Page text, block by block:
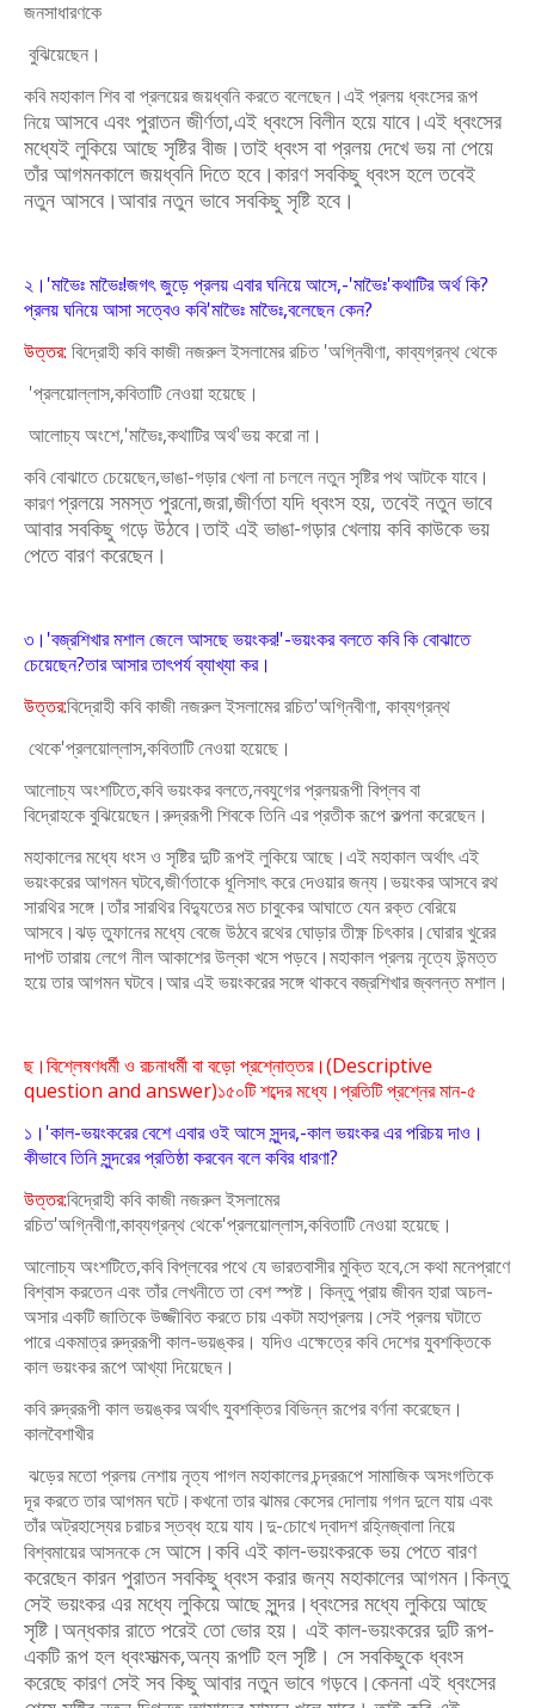
জনসাধারণকে
বুঝিয়েছেন।
কবি মহাকাল শিব বা প্রলয়ের জয়ধ্বনি করতে বলেছেন।এই প্রলয় ধ্বংসের রূপ
নিয়েআসবে এবং পুরাতন জীর্ণতা,এই ধ্বংসে বিলীন হয়ে যাবে।এই ধ্বংসের
মধ্যেই লুকিয়ে আছে সৃষ্টির বীজ।তাই ধ্বংস বা প্রলয় দেখে ভয় না পেয়ে
তাঁর আগমনকালে জয়ধ্বনি দিতে হবে।কারণ সবকিছু ধ্বংস হলে তবেই
নতুন আসবে।আবার নতুন ভাবে সবকিছু সৃষ্টি হবে।
২।'মাভৈঃ মাভৈঃ!জগৎ জুড়ে প্রলয় এবার ঘনিয়ে আসে,-'মাভৈঃ'কথাটির অর্থ কি?
প্রলয় ঘনিয়ে আসা সত্বেও কবি'মাভৈঃ মাভৈঃ,বলেছেন কেন?
উত্তর: বিদ্রোহী কবি কাজী নজরুল ইসলামের রচিত 'অগ্নিবীণা, কাব্যগ্রন্থ থেকে
'প্রলয়োল্লাস,কবিতাটি নেওয়া হয়েছে।
আলোচ্য অংশে,'মাভৈঃ,কথাটির অর্থ'ভয় করো না।
কবি বোঝাতে চেয়েছেন,ভাঙা-গড়ার খেলা না চললে নতুন সৃষ্টির পথ আটকে যাবে।
কারণপ্রলয়ে সমস্ত পুরনো,জরা,জীর্ণতা যদি ধ্বংস হয়, তবেই নতুন ভাবে
আবার সবকিছু গড়ে উঠবে।তাই এই ভাঙা-গড়ার খেলায় কবি কাউকে ভয়
পেতে বারণ করেছেন।
৩।'বজ্রশিখার মশাল জেলে আসছে ভয়ংকর!'-ভয়ংকর বলতে কবি কি বোঝাতে
চেয়েছেন?তার আসার তাৎপর্য ব্যাখ্যা কর।
উত্তর:বিদ্রোহী কবি কাজী নজরুল ইসলামের রচিত'অগ্নিবীণা, কাব্যগ্রন্থ
থেকে'প্রলয়োল্লাস,কবিতাটি নেওয়া হয়েছে।
আলোচ্য অংশটিতে,কবি ভয়ংকর বলতে,নবযুগের প্রলয়রূপী বিপ্লব বা
বিদ্রোহকেবুঝিয়েছেন।রুদ্ররূপী শিবকে তিনি এর প্রতীক রূপে কল্পনা করেছেন।
মহাকালের মধ্যে ধংস ও সৃষ্টির দুটি রূপই লুকিয়ে আছে।এই মহাকাল অর্থাৎ এই
ভয়ংকরেরআগমন ঘটবে,জীর্ণতাকে ধূলিসাৎ করে দেওয়ার জন্য।ভয়ংকর আসবে রথ
সারথির সঙ্গে।তাঁর সারথির বিদ্যুতের মত চাবুকের আঘাতে যেন রক্ত বেরিয়ে
আসবে।ঝড় তুফানের মধ্যেবেজে উঠবে রথের ঘোড়ার তীক্ষ্ণ চিৎকার।ঘোরার খুরের
দাপট তারায় লেগে নীল আকাশেরউল্কা খসে পড়বে।মহাকাল প্রলয় নৃত্যে উন্মত্ত
হয়ে তার আগমন ঘটবে।আর এইভয়ংকরের সঙ্গে থাকবে বজ্রশিখার জ্বলন্ত মশাল।
ছ।বিশ্লেষণধর্মী ও রচনাধর্মী বা বড়ো প্রশ্নোত্তর।(Descriptive
question and answer)১৫০টি শব্দের মধ্যে।প্রতিটি প্রশ্নের মান-৫
১।'কাল-ভয়ংকরের বেশে এবার ওই আসে সুন্দর,-কাল ভয়ংকর এর পরিচয় দাও।
কীভাবেতিনি সুন্দরের প্রতিষ্ঠা করবেন বলে কবির ধারণা?
উত্তর:বিদ্রোহী কবি কাজী নজরুল ইসলামের
রচিত'অগ্নিবীণা,কাব্যগ্রন্থথেকে'প্রলয়োল্লাস,কবিতাটি নেওয়া হয়েছে।
আলোচ্য অংশটিতে,কবি বিপ্লবের পথে যে ভারতবাসীর মুক্তি হবে,সে কথা মনেপ্রাণে
বিশ্বাসকরতেন এবং তাঁর লেখনীতে তা বেশ স্পষ্ট। কিন্তু প্রায় জীবন হারা অচল-
অসার একটিজাতিকে উজ্জীবিত করতে চায় একটা মহাপ্রলয়।সেই প্রলয় ঘটাতে
পারে একমাত্র রুদ্ররূপীকাল-ভয়ঙ্কর। যদিও এক্ষেত্রে কবি দেশের যুবশক্তিকে
কাল ভয়ংকর রূপে আখ্যা দিয়েছেন।
কবি রুদ্ররূপী কাল ভয়ঙ্কর অর্থাৎ যুবশক্তির বিভিন্ন রূপের বর্ণনা করেছেন।
কালবৈশাখীর
ঝড়ের মতো প্রলয় নেশায় নৃত্য পাগল মহাকালের চন্দ্ররূপে সামাজিক অসংগতিকে
দূরকরতে তার আগমন ঘটে।কখনো তার ঝামর কেসের দোলায় গগন দুলে যায় এবং
তাঁরঅট্রহাস্যের চরাচর স্তব্ধ হয়ে যায।দু-চোখে দ্বাদশ রহ্নিজ্বালা নিয়ে
বিশ্বমায়ের আসনকে সে আসে।কবি এই কাল-ভয়ংকরকে ভয় পেতে বারণ
করেছেন কারন পুরাতন সবকিছু ধ্বংস করার জন্য মহাকালের আগমন।কিন্তু
সেই ভয়ংকর এর মধ্যে লুকিয়ে আছে সুন্দর।ধ্বংসের মধ্যে লুকিয়ে আছে
সৃষ্টি।অন্ধকার রাতে পরেই তো ভোর হয়। এই কাল-ভয়ংকরের দুটিরূপ-
একটি রূপ হল ধ্বংসাত্মক,অন্য রূপটি হল সৃষ্টি। সে সবকিছুকে ধ্বংস
করেছে কারণসেই সব কিছু আবার নতুন ভাবে গড়বে।কেননা এই ধ্বংসের